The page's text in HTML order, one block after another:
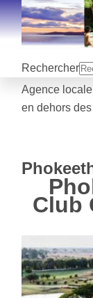
Rechercher
Agence
en dehors
Club